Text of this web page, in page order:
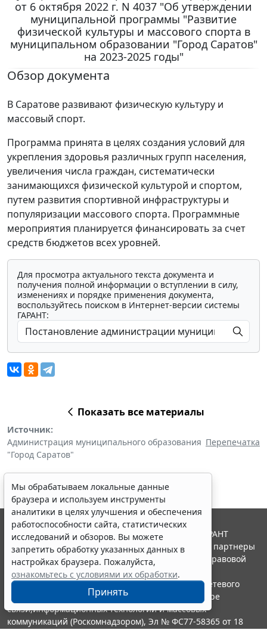
от 6 октября 2022 г. N 4037 "Об утверждении
муниципальной программы "Развитие
физической культуры и массового спорта в
муниципальном образовании "Город Саратов"
на 2023-2025 годы"
Обзор документа
В Саратове развивают физическую культуру и
массовый спорт.
Программа принята в целях создания условий для
укрепления здоровья различных групп населения,
увеличения числа граждан, систематически
занимающихся физической культурой и спортом,
путем развития спортивной инфраструктуры и
популяризации массового спорта. Программные
мероприятия планируется финансировать за счет
средств бюджетов всех уровней.
Для просмотра актуального текста документа и
получения полной информации о вступлении в силу,
изменениях и порядке применения документа,
воспользуйтесь поиском в Интернет-версии системы
ГАРАНТ:
Показать все материалы
Источник:
Администрация муниципального образования
"Город Саратов"
Перепечатка
Мы обрабатываем локальные данные
браузера и используем инструменты
аналитики в целях улучшения и обеспечения
работоспособности сайта, статистических
исследований и обзоров. Вы можете
запретить обработку указанных данных в
настройках браузера. Пожалуйста,
ознакомьтесь с условиями их обработки.
Принять
© ООО "НПП "ГАРАНТ-СЕРВИС", 2026. Система ГАРАНТ
выпускается с 1990 года. Компания "Гарант" и ее партнеры
являются участниками Российской ассоциации правовой
информации ГАРАНТ.
Портал ГАРАНТ.РУ зарегистрирован в качестве сетевого
издания Федеральной службой по надзору в сфере
связи,информационных технологий и массовых
коммуникаций (Роскомнадзором), Эл № ФС77-58365 от 18